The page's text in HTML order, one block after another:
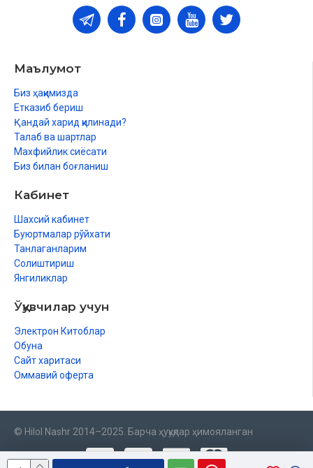
Маълумот
Биз ҳақимизда
Етказиб бериш
Қандай харид қилинади?
Талаб ва шартлар
Махфийлик сиёсати
Биз билан боғланиш
Кабинет
Шахсий кабинет
Буюртмалар рўйхати
Танлаганларим
Солиштириш
Янгиликлар
Ўқувчилар учун
Электрон Китоблар
Обуна
Сайт харитаси
Оммавий оферта
© Hilol Nashr 2014–2025. Барча ҳуқуқлар ҳимояланган